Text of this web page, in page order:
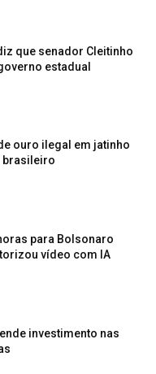
que senador Cleitinho
estadual
ouro ilegal em jatinho
brasileiro
para Bolsonaro
vídeo com IA
investimento nas